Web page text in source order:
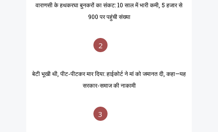
वाराणसी के हथकरघा बुनकरों का संकट: 10 साल में भारी कमी, 5 हजार से
900 पर पहुंची संख्या
2
बेटी भूखी थी, पीट-पीटकर मार दिया: हाईकोर्ट ने मां को जमानत दी, कहा—यह
सरकार-समाज की नाकामी
3